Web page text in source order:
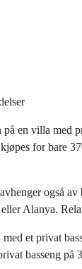
en villa med
for bare
også
eller Alanya.
et privat
basseng på